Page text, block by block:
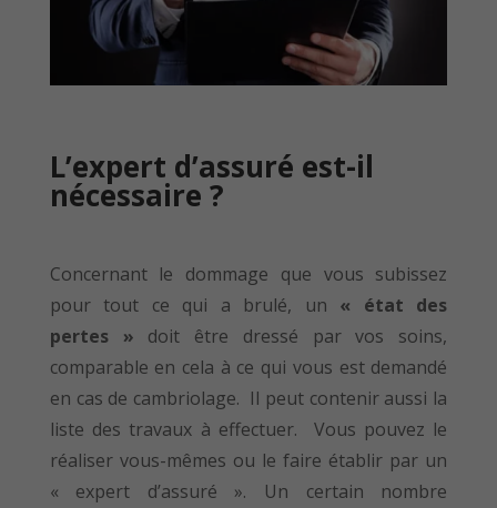
L’expert d’assuré est-il
nécessaire ?
Concernant le dommage que vous subissez
pour tout ce qui a brulé, un « état des
pertes » doit être dressé par vos soins,
comparable en cela à ce qui vous est demandé
en cas de cambriolage. Il peut contenir aussi la
liste des travaux à effectuer. Vous pouvez le
réaliser vous-mêmes ou le faire établir par un
« expert d’assuré ». Un certain nombre